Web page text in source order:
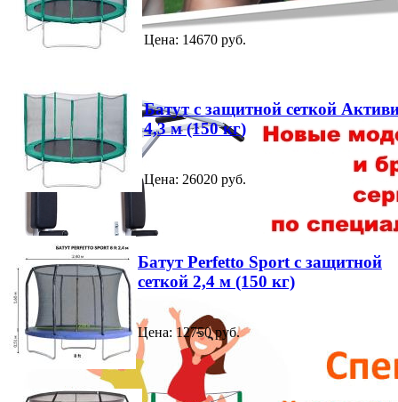
Цена: 14670 руб.
Батут с защитной сеткой
4,3 м (150 кг)
Цена: 26020 руб.
Батут Perfetto Sport с защитной
сеткой 2,4 м (150 кг)
Цена: 12750 руб.